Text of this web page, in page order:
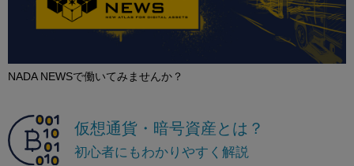
NADA NEWSで働いてみませんか？